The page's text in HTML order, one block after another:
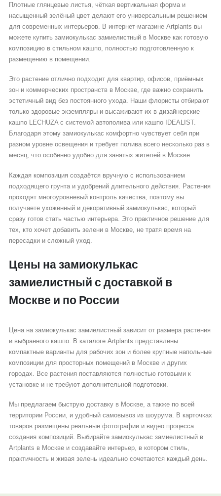
Плотные глянцевые листья, чёткая вертикальная форма и
насыщенный зелёный цвет делают его универсальным решением
для современных интерьеров. В интернет-магазине Artplants вы
можете купить замиокулькас замиелистный в Москве как готовую
композицию в стильном кашпо, полностью подготовленную к
размещению в помещении.
Это растение отлично подходит для квартир, офисов, приёмных
зон и коммерческих пространств в Москве, где важно сохранить
эстетичный вид без постоянного ухода. Наши флористы отбирают
только здоровые экземпляры и высаживают их в дизайнерские
кашпо LECHUZA с системой автополива или кашпо IDEALIST.
Благодаря этому замиокулькас комфортно чувствует себя при
разном уровне освещения и требует полива всего несколько раз в
месяц, что особенно удобно для занятых жителей в Москве.
Каждая композиция создаётся вручную с использованием
подходящего грунта и удобрений длительного действия. Растения
проходят многоуровневый контроль качества, поэтому вы
получаете ухоженный и декоративный замиокулькас, который
сразу готов стать частью интерьера. Это практичное решение для
тех, кто хочет добавить зелени в Москве, не тратя время на
пересадки и сложный уход.
Цены на замиокулькас
замиелистный с доставкой в
Москве и по России
Цена на замиокулькас замиелистный зависит от размера растения
и выбранного кашпо. В каталоге Artplants представлены
компактные варианты для рабочих зон и более крупные напольные
композиции для просторных помещений в Москве и других
городах. Все растения поставляются полностью готовыми к
установке и не требуют дополнительной подготовки.
Мы предлагаем быструю доставку в Москве, а также по всей
территории России, и удобный самовывоз из шоурума. В карточках
товаров размещены реальные фотографии и видео процесса
создания композиций. Выбирайте замиокулькас замиелистный в
Artplants в Москве и создавайте интерьер, в котором стиль,
практичность и живая зелень идеально сочетаются каждый день.